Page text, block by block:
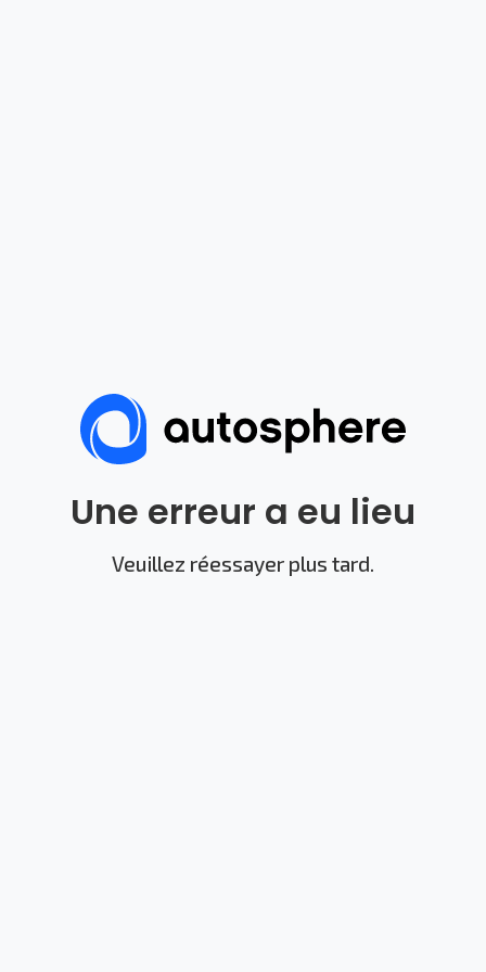
Une erreur a eu lieu
Veuillez réessayer plus tard.